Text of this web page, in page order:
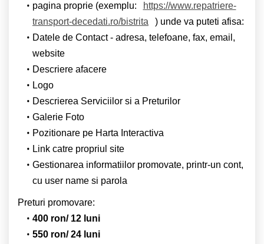
pagina proprie (exemplu:
https://www.repatriere-
transport-decedati.ro/bistrita
) unde va puteti afisa:
Datele de Contact - adresa, telefoane, fax, email,
website
Descriere afacere
Logo
Descrierea Serviciilor si a Preturilor
Galerie Foto
Pozitionare pe Harta Interactiva
Link catre propriul site
Gestionarea informatiilor promovate, printr-un cont,
cu user name si parola
Preturi promovare:
400 ron/ 12 luni
550 ron/ 24 luni